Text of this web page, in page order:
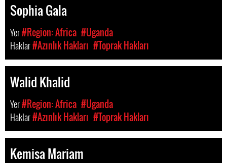
Sophia Gala
Yer#Region: Africa #Uganda
Haklar#Azınlık Hakları #Toprak Hakları
Walid Khalid
Yer#Region: Africa #Uganda
Haklar#Azınlık Hakları #Toprak Hakları
Kemisa Mariam